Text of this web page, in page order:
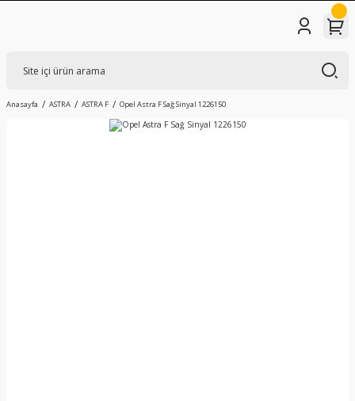
Anasayfa ASTRA ASTRA F Opel Astra F Sağ Sinyal 1226150